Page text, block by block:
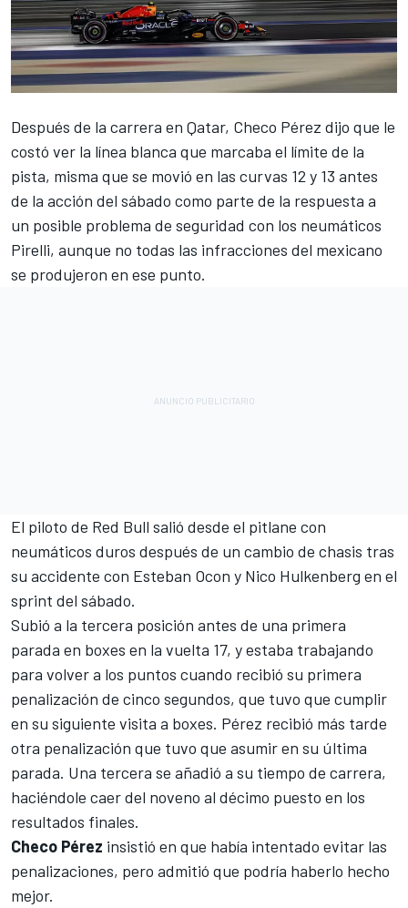
Después de la carrera en Qatar, Checo Pérez dijo que le
costó ver la línea blanca que marcaba el límite de la
pista, misma que se movió en las curvas 12 y 13 antes
de la acción del sábado como parte de la respuesta a
un posible problema de seguridad con los neumáticos
Pirelli, aunque no todas las infracciones del mexicano
se produjeron en ese punto.
El piloto de Red Bull salió desde el pitlane con
neumáticos duros después de un cambio de chasis tras
su accidente con Esteban Ocon y Nico Hulkenberg en el
sprint del sábado.
Subió a la tercera posición antes de una primera
parada en boxes en la vuelta 17, y estaba trabajando
para volver a los puntos cuando recibió su primera
penalización de cinco segundos, que tuvo que cumplir
en su siguiente visita a boxes. Pérez recibió más tarde
otra penalización que tuvo que asumir en su última
parada. Una tercera se añadió a su tiempo de carrera,
haciéndole caer del noveno al décimo puesto en los
resultados finales.
Checo Pérez insistió en que había intentado evitar las
penalizaciones, pero admitió que podría haberlo hecho
mejor.